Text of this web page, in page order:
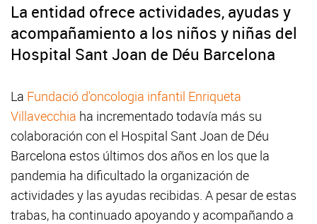
La entidad ofrece actividades, ayudas y
acompañamiento a los niños y niñas del
Hospital Sant Joan de Déu Barcelona
La Fundació d'oncologia infantil Enriqueta
Villavecchia ha incrementado todavía más su
colaboración con el Hospital Sant Joan de Déu
Barcelona estos últimos dos años en los que la
pandemia ha dificultado la organización de
actividades y las ayudas recibidas. A pesar de estas
trabas, ha continuado apoyando y acompañando a